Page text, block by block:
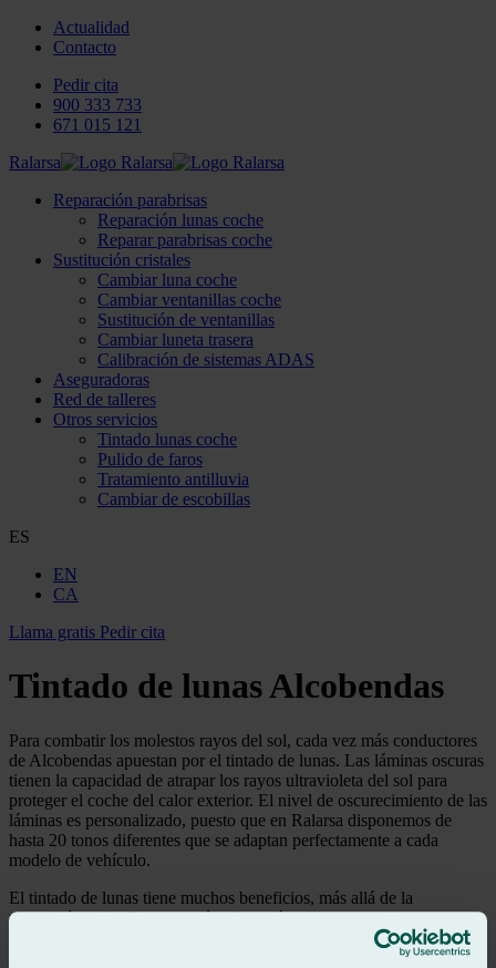
Actualidad
Contacto
Pedir cita
900 333 733
671 015 121
Ralarsa
Reparación parabrisas
Reparación lunas coche
Reparar parabrisas coche
Sustitución cristales
Cambiar luna coche
Cambiar ventanillas coche
Sustitución de ventanillas
Cambiar luneta trasera
Calibración de sistemas ADAS
Aseguradoras
Red de talleres
Otros servicios
Tintado lunas coche
Pulido de faros
Tratamiento antilluvia
Cambiar de escobillas
ES
EN
CA
Llama gratis Pedir cita
Tintado de lunas Alcobendas
Para combatir los molestos rayos del sol, cada vez más conductores
de Alcobendas apuestan por el tintado de lunas. Las láminas oscuras
tienen la capacidad de atrapar los rayos ultravioleta del sol para
proteger el coche del calor exterior. El nivel de oscurecimiento de las
láminas es personalizado, puesto que en Ralarsa disponemos de
hasta 20 tonos diferentes que se adaptan perfectamente a cada
modelo de vehículo.
El tintado de lunas tiene muchos beneficios, más allá de la
protección solar. Si te gustaría saber más, en este espacio vamos a
descubrirlos todos. En el caso de que estés buscando un lugar de
, te mostramos, más abajo, los talleres